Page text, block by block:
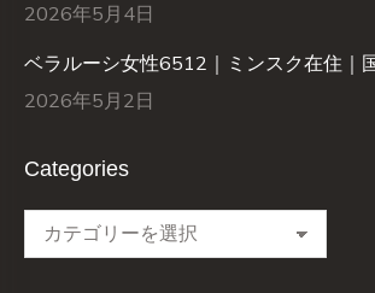
2026年5月4日
ベラルーシ女性6512｜ミンスク在住｜
2026年5月2日
Categories
Categories